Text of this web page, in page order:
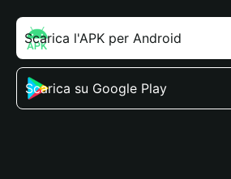
Scarica l'APK per Android
Scarica su Google Play